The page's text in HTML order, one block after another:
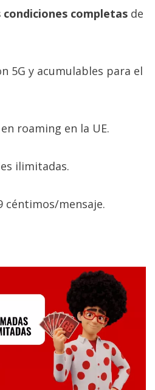
condiciones completas de
5G y acumulables para el
roaming en la UE.
ilimitadas.
céntimos/mensaje.